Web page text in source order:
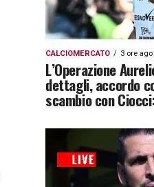
CALCIOMERCATO 3 ore ago
L’Operazione
dettagli, accordo
scambio con